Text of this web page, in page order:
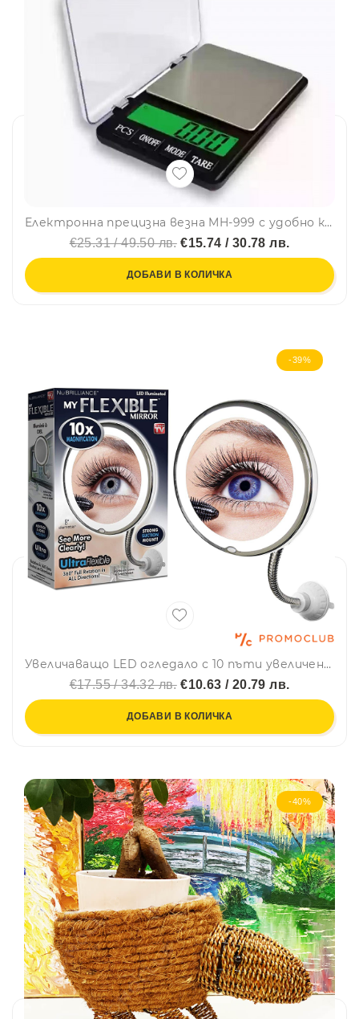
Електронна прецизна везна MH-999 с удобно капаче, 600гр x 0.01гр
€25.31 / 49.50 лв.€15.74 / 30.78 лв.
ДОБАВИ В КОЛИЧКА
-39%
Увеличаващо LED огледало с 10 пъти увеличение, LED светлина и вакум за захващане
€17.55 / 34.32 лв.€10.63 / 20.79 лв.
ДОБАВИ В КОЛИЧКА
-40%